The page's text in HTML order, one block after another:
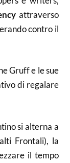
attraverso
contro il
Gruff e le sue
di regalare
si alterna a
Frontali), la
il tempo